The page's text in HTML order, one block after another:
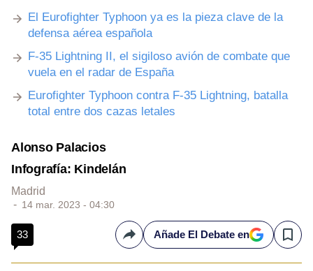
El Eurofighter Typhoon ya es la pieza clave de la
defensa aérea española
F-35 Lightning II, el sigiloso avión de combate que
vuela en el radar de España
Eurofighter Typhoon contra F-35 Lightning, batalla
total entre dos cazas letales
Alonso Palacios
Infografía: Kindelán
Madrid
14 mar. 2023 - 04:30
33 CompartirAñade El Debate en Save